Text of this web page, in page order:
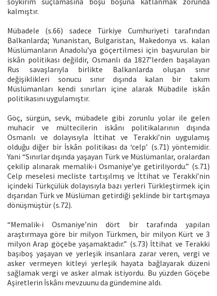
kalmıştır.
Mübadele (s.66) sadece Türkiye Cumhuriyeti tarafından
Balkanlarda; Yunanistan, Bulgaristan, Makedonya vs. kalan
Müslümanların Anadolu’ya göçertilmesi için başvurulan bir
iskân politikası değildir, Osmanlı da 1827’lerden başalayan
Rus savaşlarıyla birlikte Balkanlarda oluşan sınır
değişiklikleri sonucu sınır dışında kalan bir takım
Müslümanları kendi sınırları içine alarak Mübadile iskân
politikasını uygulamıştır.
Göç, sürgün, sevk, mübadele gibi zorunlu yolar ile gelen
muhacir ve mültecilerin iskânı politikalarının dışında
Osmanlı ve dolayısıyla İttihat ve Terakki’nin uygulamış
olduğu diğer bir İskân politikası da ‘celp’ (s.71) yöntemidir.
Yani “Sınırlar dışında yaşayan Türk ve Müslümanlar, oralardan
çekilip alınarak memalik-i Osmaniye’ye getiriliyordu.” (s.71)
Celp meselesi mecliste tartışılmış ve İttihat ve Terakki’nin
içindeki Türkçülük dolayısıyla bazı yerleri Türkleştirmek için
dışarıdan Türk ve Müslüman getirdiği şeklinde bir tartışmaya
dönüşmüştür (s.72).
“Memalik-i Osmaniye’nin dört bir tarafında yapılan
araştırmaya göre bir milyon Türkmen, bir milyon Kürt ve 3
milyon Arap göçebe yaşamaktadır.” (s.73) İttihat ve Terakki
başıboş yaşayan ve yerleşik insanlara zarar veren, vergi ve
asker vermeyen kitleyi yerleşik hayata bağlayarak düzeni
sağlamak vergi ve asker almak istiyordu. Bu yüzden Göçebe
Aşiretlerin İskânı mevzuunu da gündemine aldı.